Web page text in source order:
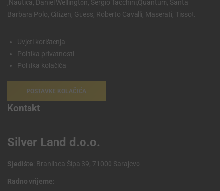
,Nautica, Daniel Wellington, Sergio Tacchini,Quantum, Santa
Barbara Polo, Citizen, Guess, Roberto Cavalli, Maserati, Tissot.
Uvjeti korištenja
Politika privatnosti
Politika kolačića
POSTAVKE KOLAČIĆA
Kontakt
Silver Land d.o.o.
Sjedište: Branilaca Šipa 39, 71000 Sarajevo
Radno vrijeme: